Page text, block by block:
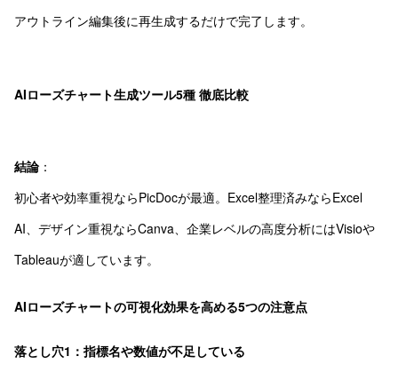
アウトライン編集後に再生成するだけで完了します。
AIローズチャート生成ツール5種 徹底比較
結論 ：
初心者や効率重視ならPicDocが最適。Excel整理済みならExcel
AI、デザイン重視ならCanva、企業レベルの高度分析にはVisioや
Tableauが適しています。
AIローズチャートの可視化効果を高める5つの注意点
落とし穴1：指標名や数値が不足している